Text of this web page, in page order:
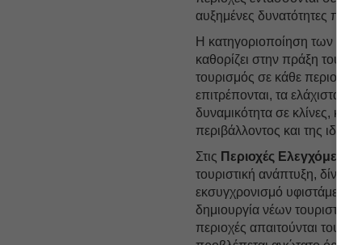
αυξημένες δυνατότητες
Η κατηγοριοποίηση των
καθορίζει στην πράξη τους
τουρισμός σε κάθε περιοχή.
επιτρέπονται, τα ελάχιστα
δυναμικότητα σε κλίνες,
περιβάλλοντος και της
Στις Περιοχές
τουριστική ανάπτυξη,
εκσυγχρονισμό
δημιουργία νέων
περιοχές απαιτούνται